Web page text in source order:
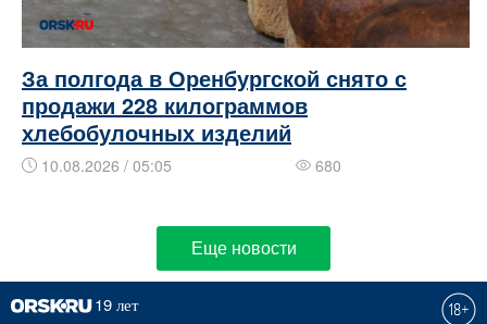
За полгода в Оренбургской снято с
продажи 228 килограммов
хлебобулочных изделий
10.08.2026 / 05:05 680
Еще новости